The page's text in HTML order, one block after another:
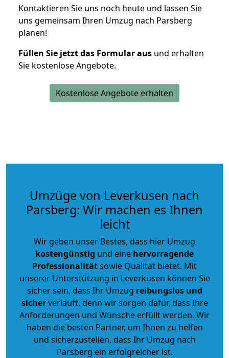
Kontaktieren Sie uns noch heute und lassen Sie
uns gemeinsam Ihren Umzug nach Parsberg
planen!
Füllen Sie jetzt das Formular aus und erhalten
Sie kostenlose Angebote.
Kostenlose Angebote erhalten
Umzüge von Leverkusen nach
Parsberg: Wir machen es Ihnen
leicht
Wir geben unser Bestes, dass hier Umzug
kostengünstig und eine hervorragende
Professionalitätsowie Qualität bietet. Mit
unserer Unterstützung in Leverkusen können Sie
sicher sein, dass Ihr Umzug reibungslos und
sicherverläuft, denn wir sorgen dafür, dass Ihre
Anforderungen und Wünsche erfüllt werden. Wir
haben die besten Partner, um Ihnen zu helfen
und sicherzustellen, dass Ihr Umzug nach
Parsberg ein erfolgreicher ist.